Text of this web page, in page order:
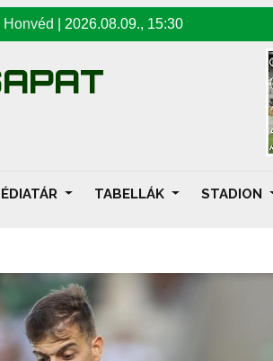
Honvéd 2026.08.09., 15:30
TABELLÁK STADION